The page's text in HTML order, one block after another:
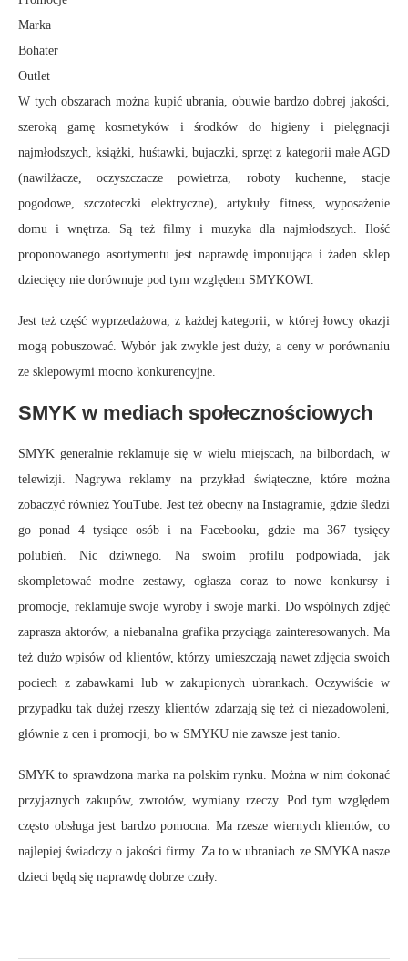
Marka
Bohater
Outlet
W tych obszarach można kupić ubrania, obuwie bardzo dobrej jakości,
szeroką gamę kosmetyków i środków do higieny i pielęgnacji
najmłodszych, książki, huśtawki, bujaczki, sprzęt z kategorii małe AGD
(nawilżacze, oczyszczacze powietrza, roboty kuchenne, stacje
pogodowe, szczoteczki elektryczne), artykuły fitness, wyposażenie
domu i wnętrza. Są też filmy i muzyka dla najmłodszych. Ilość
proponowanego asortymentu jest naprawdę imponująca i żaden sklep
dziecięcy nie dorównuje pod tym względem SMYKOWI.
Jest też część wyprzedażowa, z każdej kategorii, w której łowcy okazji
mogą pobuszować. Wybór jak zwykle jest duży, a ceny w porównaniu
ze sklepowymi mocno konkurencyjne.
SMYK w mediach społecznościowych
SMYK generalnie reklamuje się w wielu miejscach, na bilbordach, w
telewizji. Nagrywa reklamy na przykład świąteczne, które można
zobaczyć również YouTube. Jest też obecny na Instagramie, gdzie śledzi
go ponad 4 tysiące osób i na Facebooku, gdzie ma 367 tysięcy
polubień. Nic dziwnego. Na swoim profilu podpowiada, jak
skompletować modne zestawy, ogłasza coraz to nowe konkursy i
promocje, reklamuje swoje wyroby i swoje marki. Do wspólnych zdjęć
zaprasza aktorów, a niebanalna grafika przyciąga zainteresowanych. Ma
też dużo wpisów od klientów, którzy umieszczają nawet zdjęcia swoich
pociech z zabawkami lub w zakupionych ubrankach. Oczywiście w
przypadku tak dużej rzeszy klientów zdarzają się też ci niezadowoleni,
głównie z cen i promocji, bo w SMYKU nie zawsze jest tanio.
SMYK to sprawdzona marka na polskim rynku. Można w nim dokonać
przyjaznych zakupów, zwrotów, wymiany rzeczy. Pod tym względem
często obsługa jest bardzo pomocna. Ma rzesze wiernych klientów, co
najlepiej świadczy o jakości firmy. Za to w ubraniach ze SMYKA nasze
dzieci będą się naprawdę dobrze czuły.